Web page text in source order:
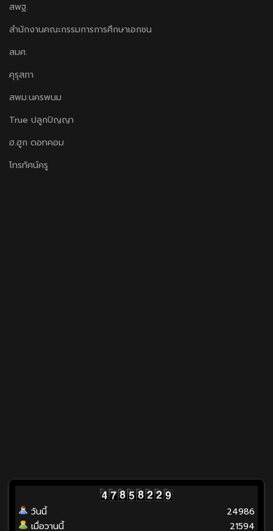
สพฐ.
สำนักงานคณะกรรมการการศึกษาเอกชน
สมศ.
คุรุสภา
สพม.นครพนม
True ปลูกปัญญา
ฮ.ฮูก ดอทคอม
โทรทัศน์ครู
วันนี้
เมื่อวานนี้
24986
21594